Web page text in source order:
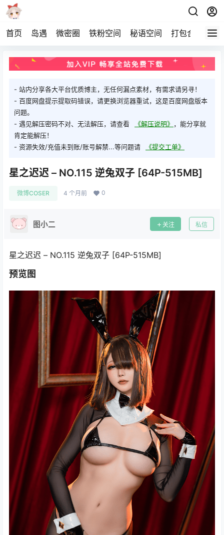
首页 岛遇 微密圈 铁粉空间 秘语空间 打包合集 关
- 站内分享各大平台优质博主，无任何漏点素材，有需求请另寻！
- 百度网盘提示提取码错误，请更换浏览器重试，这是百度网盘版本
问题。
- 遇见解压密码不对、无法解压，请查看
《解压说明》 ，能分享就
肯定能解压！
- 资源失效/充值未到账/账号解禁...等问题请
《提交工单》
星之迟迟 – NO.115 逆兔双子 [64P-515MB]
微博COSER 4 个月前 0
图小二 关注 私信
星之迟迟 – NO.115 逆兔双子 [64P-515MB]
预览图